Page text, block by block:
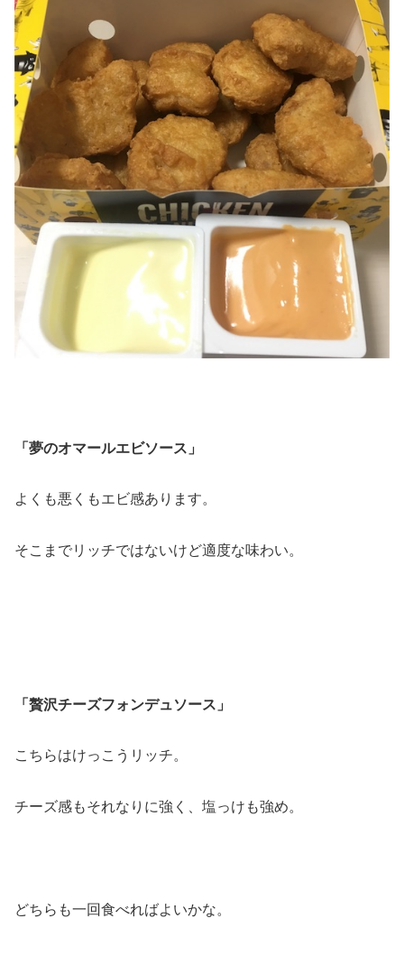
「夢のオマールエビソース」
よくも悪くもエビ感あります。
そこまでリッチではないけど適度な味わい。
「贅沢チーズフォンデュソース」
こちらはけっこうリッチ。
チーズ感もそれなりに強く、塩っけも強め。
どちらも一回食べればよいかな。